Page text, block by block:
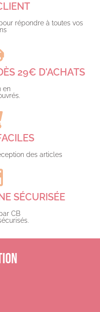
répondre à toutes vos
29€ D'ACHATS​
en
des articles
SÉCURISÉE
CB